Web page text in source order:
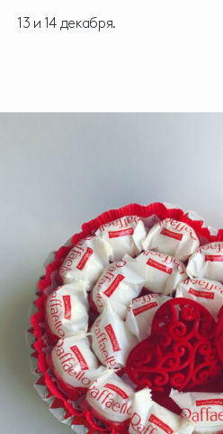
13 и 14 декабря.